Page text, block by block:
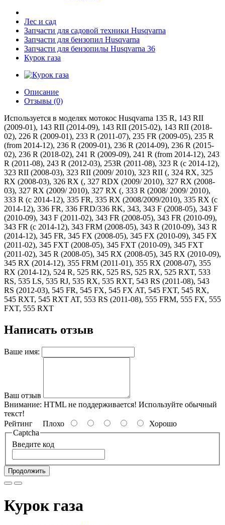
Лес и сад
Запчасти для садовой техники Husqvarna
Запчасти для бензопил Husqvarna
Запчасти для бензопилы Husqvarna 36
Курок газа
Описание
Отзывы (0)
Используется в моделях мотокос Husqvarna 135 R, 143 RII
(2009-01), 143 RII (2014-09), 143 RII (2015-02), 143 RII (2018-
02), 226 R (2009-01), 233 R (2011-07), 235 FR (2009-05), 235 R
(from 2014-12), 236 R (2009-01), 236 R (2014-09), 236 R (2015-
02), 236 R (2018-02), 241 R (2009-09), 241 R (from 2014-12), 243
R (2011-08), 243 R (2012-03), 253R (2011-08), 323 R (c 2014-12),
323 RII (2008-03), 323 RII (2009/ 2010), 323 RII (, 324 RX, 325
RX (2008-03), 326 RX (, 327 RDX (2009/ 2010), 327 RX (2008-
03), 327 RX (2009/ 2010), 327 RX (, 333 R (2008/ 2009/ 2010),
333 R (c 2014-12), 335 FR, 335 RX (2008/2009/2010), 335 RX (c
2014-12), 336 FR, 336 FRD/336 RK, 343, 343 F (2008-05), 343 F
(2010-09), 343 F (2011-02), 343 FR (2008-05), 343 FR (2010-09),
343 FR (c 2014-12), 343 FRM (2008-05), 343 R (2010-09), 343 R
(2014-12), 345 FR, 345 FX (2008-05), 345 FX (2010-09), 345 FX
(2011-02), 345 FXT (2008-05), 345 FXT (2010-09), 345 FXT
(2011-02), 345 R (2008-05), 345 RX (2008-05), 345 RX (2010-09),
345 RX (2014-12), 355 FRM (2011-01), 355 RX (2008-07), 355
RX (2014-12), 524 R, 525 RK, 525 RS, 525 RX, 525 RXT, 533
RS, 535 LS, 535 RJ, 535 RX, 535 RXT, 543 RS (2011-08), 543
RS (2012-03), 545 FR, 545 FX, 545 FX AT, 545 FXT, 545 RX,
545 RXT, 545 RXT AT, 553 RS (2011-08), 555 FRM, 555 FX, 555
FXT, 555 RXT
Написать отзыв
Ваше имя:
Ваш отзыв
Внимание: HTML не поддерживается! Используйте обычный
текст!
Рейтинг Плохо
Хорошо
Captcha
Введите код
Продолжить
Курок газа